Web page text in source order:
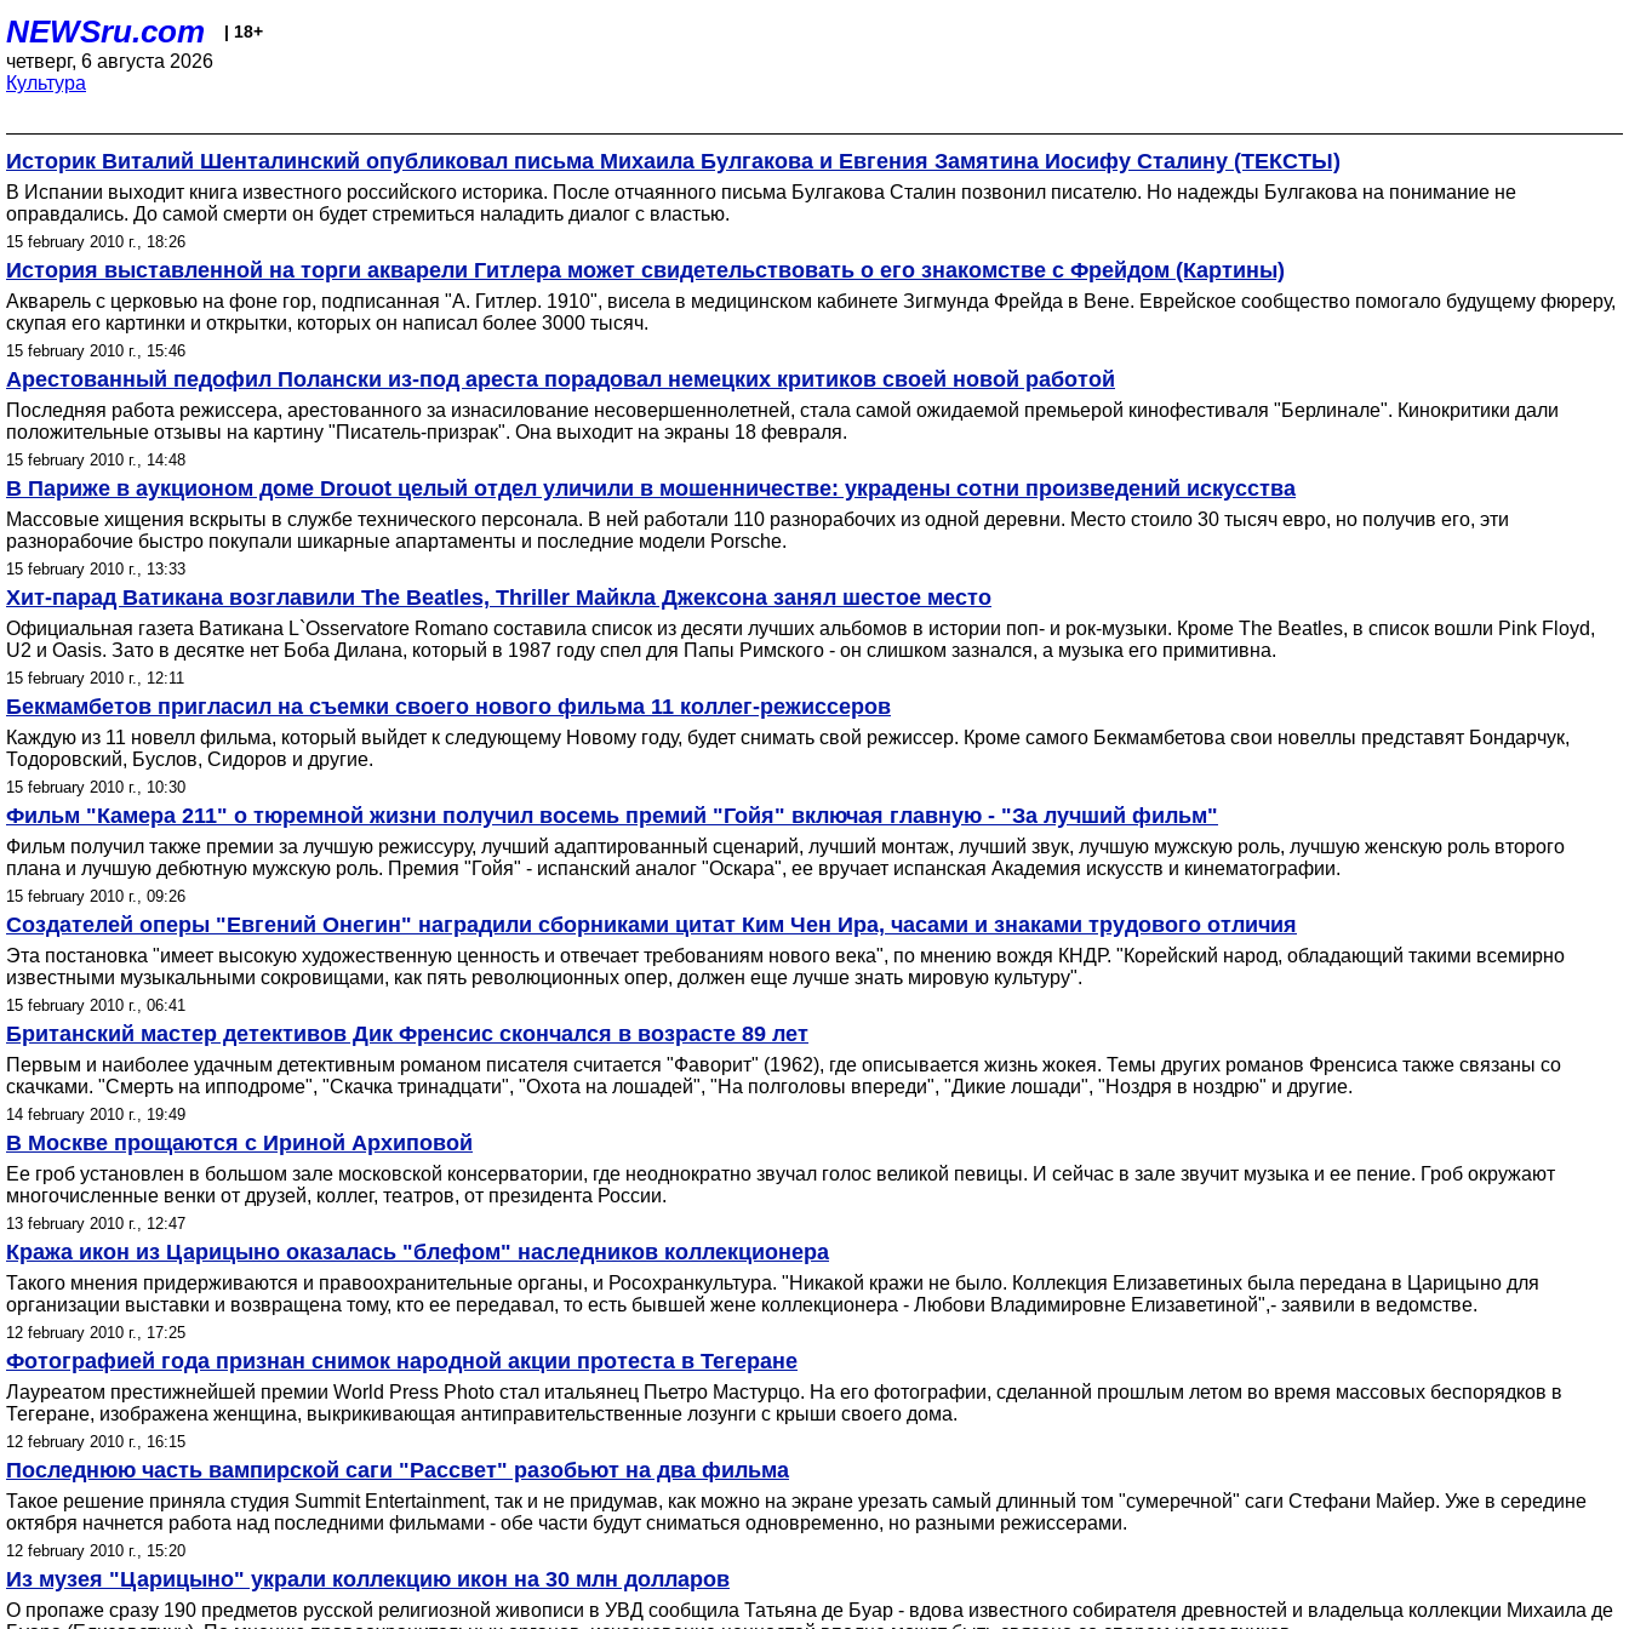
NEWSru.com | 18+
четверг, 6 августа 2026
Культура
Историк Виталий Шенталинский опубликовал письма Михаила Булгакова и Евгения Замятина Иосифу Сталину (ТЕКСТЫ)
В Испании выходит книга известного российского историка. После отчаянного письма Булгакова Сталин позвонил писателю. Но надежды Булгакова на понимание не
оправдались. До самой смерти он будет стремиться наладить диалог с властью.
15 february 2010 г., 18:26
История выставленной на торги акварели Гитлера может свидетельствовать о его знакомстве с Фрейдом (Картины)
Акварель с церковью на фоне гор, подписанная "А. Гитлер. 1910", висела в медицинском кабинете Зигмунда Фрейда в Вене. Еврейское сообщество помогало будущему фюреру,
скупая его картинки и открытки, которых он написал более 3000 тысяч.
15 february 2010 г., 15:46
Арестованный педофил Полански из-под ареста порадовал немецких критиков своей новой работой
Последняя работа режиссера, арестованного за изнасилование несовершеннолетней, стала самой ожидаемой премьерой кинофестиваля "Берлинале". Кинокритики дали
положительные отзывы на картину "Писатель-призрак". Она выходит на экраны 18 февраля.
15 february 2010 г., 14:48
В Париже в аукционом доме Drouot целый отдел уличили в мошенничестве: украдены сотни произведений искусства
Массовые хищения вскрыты в службе технического персонала. В ней работали 110 разнорабочих из одной деревни. Место стоило 30 тысяч евро, но получив его, эти
разнорабочие быстро покупали шикарные апартаменты и последние модели Porsche.
15 february 2010 г., 13:33
Хит-парад Ватикана возглавили The Beatles, Thriller Майкла Джексона занял шестое место
Официальная газета Ватикана L`Osservatore Romano составила список из десяти лучших альбомов в истории поп- и рок-музыки. Кроме The Beatles, в список вошли Pink Floyd,
U2 и Oasis. Зато в десятке нет Боба Дилана, который в 1987 году спел для Папы Римского - он слишком зазнался, а музыка его примитивна.
15 february 2010 г., 12:11
Бекмамбетов пригласил на съемки своего нового фильма 11 коллег-режиссеров
Каждую из 11 новелл фильма, который выйдет к следующему Новому году, будет снимать свой режиссер. Кроме самого Бекмамбетова свои новеллы представят Бондарчук,
Тодоровский, Буслов, Сидоров и другие.
15 february 2010 г., 10:30
Фильм "Камера 211" о тюремной жизни получил восемь премий "Гойя" включая главную - "За лучший фильм"
Фильм получил также премии за лучшую режиссуру, лучший адаптированный сценарий, лучший монтаж, лучший звук, лучшую мужскую роль, лучшую женскую роль второго
плана и лучшую дебютную мужскую роль. Премия "Гойя" - испанский аналог "Оскара", ее вручает испанская Академия искусств и кинематографии.
15 february 2010 г., 09:26
Создателей оперы "Евгений Онегин" наградили сборниками цитат Ким Чен Ира, часами и знаками трудового отличия
Эта постановка "имеет высокую художественную ценность и отвечает требованиям нового века", по мнению вождя КНДР. "Корейский народ, обладающий такими всемирно
известными музыкальными сокровищами, как пять революционных опер, должен еще лучше знать мировую культуру".
15 february 2010 г., 06:41
Британский мастер детективов Дик Френсис скончался в возрасте 89 лет
Первым и наиболее удачным детективным романом писателя считается "Фаворит" (1962), где описывается жизнь жокея. Темы других романов Френсиса также связаны со
скачками. "Смерть на ипподроме", "Скачка тринадцати", "Охота на лошадей", "На полголовы впереди", "Дикие лошади", "Ноздря в ноздрю" и другие.
14 february 2010 г., 19:49
В Москве прощаются с Ириной Архиповой
Ее гроб установлен в большом зале московской консерватории, где неоднократно звучал голос великой певицы. И сейчас в зале звучит музыка и ее пение. Гроб окружают
многочисленные венки от друзей, коллег, театров, от президента России.
13 february 2010 г., 12:47
Кража икон из Царицыно оказалась "блефом" наследников коллекционера
Такого мнения придерживаются и правоохранительные органы, и Росохранкультура. "Никакой кражи не было. Коллекция Елизаветиных была передана в Царицыно для
организации выставки и возвращена тому, кто ее передавал, то есть бывшей жене коллекционера - Любови Владимировне Елизаветиной",- заявили в ведомстве.
12 february 2010 г., 17:25
Фотографией года признан снимок народной акции протеста в Тегеране
Лауреатом престижнейшей премии World Press Photo стал итальянец Пьетро Мастурцо. На его фотографии, сделанной прошлым летом во время массовых беспорядков в
Тегеране, изображена женщина, выкрикивающая антиправительственные лозунги с крыши своего дома.
12 february 2010 г., 16:15
Последнюю часть вампирской саги "Рассвет" разобьют на два фильма
Такое решение приняла студия Summit Entertainment, так и не придумав, как можно на экране урезать самый длинный том "сумеречной" саги Стефани Майер. Уже в середине
октября начнется работа над последними фильмами - обе части будут сниматься одновременно, но разными режиссерами.
12 february 2010 г., 15:20
Из музея "Царицыно" украли коллекцию икон на 30 млн долларов
О пропаже сразу 190 предметов русской религиозной живописи в УВД сообщила Татьяна де Буар - вдова известного собирателя древностей и владельца коллекции Михаила де